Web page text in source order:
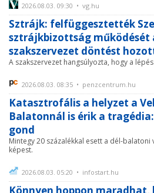
2026.08.03. 09:30 • vg.hu
Sztrájk: felfüggesztették
sztrájkbizottság működését
szakszervezet döntést
A szakszervezet hangsúlyozta, hogy a
2026.08.03. 08:35 • penzcentrum.hu
Katasztrofális a helyzet a
Balatonnál is érik a
gond
Mintegy 20 százalékkal esett a dél-
képest.
2026.08.03. 05:20 • infostart.hu